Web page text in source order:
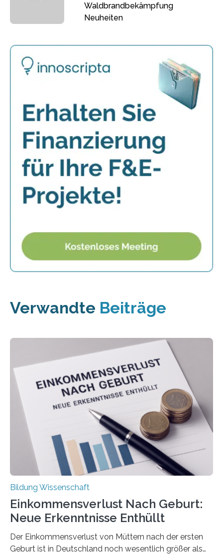
Waldbrandbekämpfung
Neuheiten
Verwandte Beiträge
Bildung Wissenschaft
Einkommensverlust Nach Geburt:
Neue Erkenntnisse Enthüllt
Der Einkommensverlust von Müttern nach der ersten
Geburt ist in Deutschland noch wesentlich größer als